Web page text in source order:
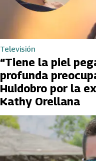
Televisión
“Tiene la piel
profunda
Huidobro por la
Kathy Orellana